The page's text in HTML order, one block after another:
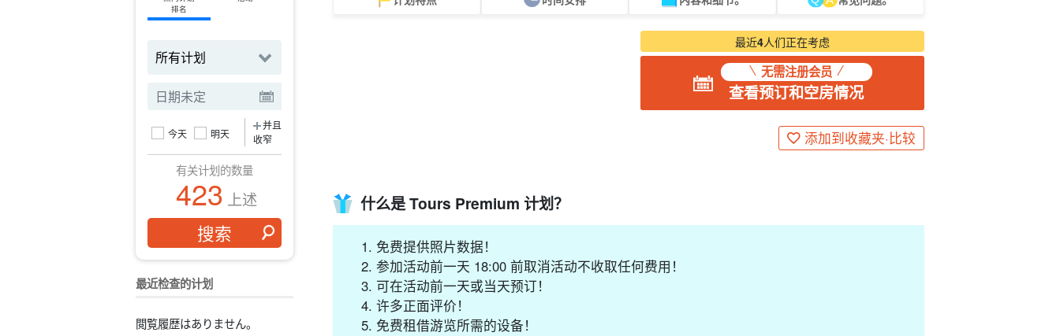
排名
搜索
规划
选定计划
今天 明天
并且
收窄
有关计划的数量
423 上述
最近检查的计划
閲覧履歴はありません。
最近4人们正在考虑
无需注册会员
查看预订和空房情况
添加到收藏夹·比较
什么是 Tours Premium 计划？
免费提供照片数据！
参加活动前一天 18:00 前取消活动不收取任何费用！
可在活动前一天或当天预订！
许多正面评价！
免费租借游览所需的设备！